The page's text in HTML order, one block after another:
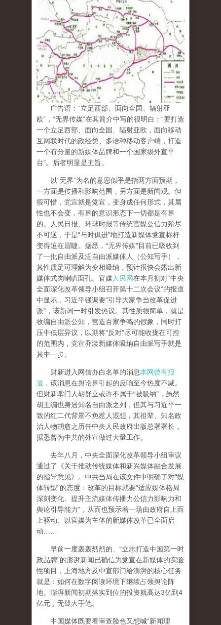
广告语：“立足西部、面向全国、辐射亚
欧”，“无界传媒”在其简介中写的很明白：“要打造
一个立足西部、面向全国、辐射亚欧，面向移动
互网联时代的政经类、多语种移动客户端，打造
一个有分量的新媒体品牌和一个国家级外宣平
台”。后者明显是主旨。
以“无界”为名的意思似乎是指两方面预期，
一方面是传播和影响范围，另方面是新闻观。但
很可惜，党宣就是党宣，变身成任何形式，其属
性也不会变，有界的意识形态下一切都是有界
的。人民日报、环球时报等传统官媒公信力殆尽
不可逆，于是“与时俱进”地打造新媒体党宣标杆
变得迫在眉睫。据悉，“无界传媒”目前已吸收到
了一批自由派及泛自由派媒体人（公知写手），
其性质足可理解为变相吸纳，预计很快会露出新
媒体式肉喇叭面孔。官媒人民网在本月初对“中央
全面深化改革领导小组召开第十二次会议”的报道
中显示，习近平强调要“引导大家争当改革促进
派”，该新词一时引发热议。其性质很简单，就是
收编自由派公知，营造百家争鸣的假象，同时打
压中低层异议，以期将“反对”尽可能收拢在可控
的范围内，党宣乔装新媒体吸纳自由派写手就是
其中一步。
财新进入网信办白名单的消息本网曾有报
道 ，该消息在舆论界引起的反响至今热度不减。
但财新掌门人胡舒立或许不属于“被吸纳”，虽然
胡主编也身居知名自由派之列，但其与习近平一
致的红二代背景不免惹人遐想，其祖辈、知名政
治人物胡愈之历任中央人民政府出版总署署长，
据悉曾为中共的外宣做过大量工作。
去年八月，中央全面深化改革领导小组审议
通过了《关于推动传统媒体和新兴媒体融合发展
的指导意见》。中共当局在该文件中明确了对“媒
体转型”的态度：改革的目标就要“适应媒体格局
深刻变化、提升主流媒体传播力公信力影响力和
舆论引导能力”，从而也预示着一场由政府自上而
上驱动、以官媒为主体的新媒体改革已全面启
动……
早前一度轰轰烈烈的、“立志打造中国第一时
政品牌”的澎湃新闻已确信为党宣在新媒体的实验
性项目，上海地方及中宣部门给澎湃的核心任务
就是：如何在数字阅读环境下继续占领舆论阵
地。澎湃新闻初期落实到位的投资就高达3亿到4
亿元，无疑大手笔。
中国媒体既要看审查脸色又想喊“新闻理